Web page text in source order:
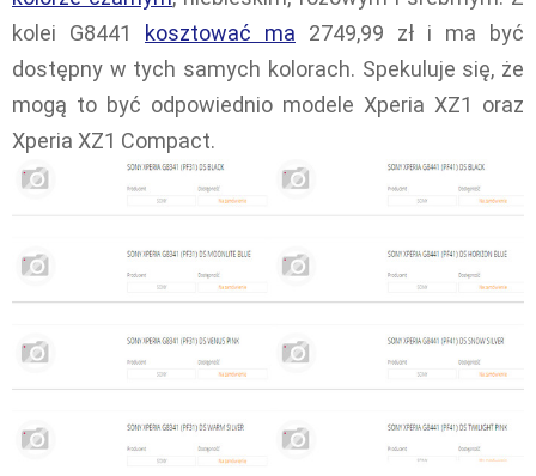
kolei G8441 kosztować ma 2749,99 zł i ma być
dostępny w tych samych kolorach. Spekuluje się, że
mogą to być odpowiednio modele Xperia XZ1 oraz
Xperia XZ1 Compact.